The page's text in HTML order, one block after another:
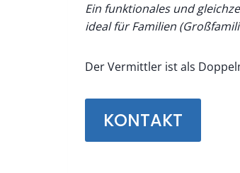
Ein funktionales und
ideal für Familien
Der Vermittler ist als
KONTAKT